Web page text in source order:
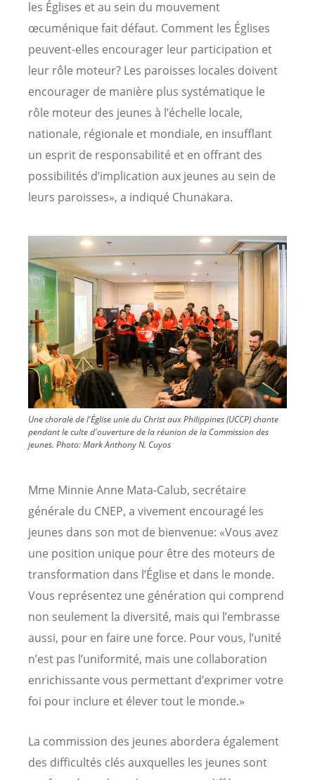
les Églises et au sein du mouvement
œcuménique fait défaut. Comment les Églises
peuvent-elles encourager leur participation et
leur rôle moteur? Les paroisses locales doivent
encourager de manière plus systématique le
rôle moteur des jeunes à l’échelle locale,
nationale, régionale et mondiale, en insufflant
un esprit de responsabilité et en offrant des
possibilités d’implication aux jeunes au sein de
leurs paroisses», a indiqué Chunakara.
Image
Une chorale de l'Église unie du Christ aux Philippines (UCCP) chante
pendant le culte d'ouverture de la réunion de la Commission des
jeunes. Photo:Mark Anthony N. Cuyos
Mme Minnie Anne Mata-Calub, secrétaire
générale du CNEP, a vivement encouragé les
jeunes dans son mot de bienvenue: «Vous avez
une position unique pour être des moteurs de
transformation dans l’Église et dans le monde.
Vous représentez une génération qui comprend
non seulement la diversité, mais qui l’embrasse
aussi, pour en faire une force. Pour vous, l’unité
n’est pas l’uniformité, mais une collaboration
enrichissante vous permettant d’exprimer votre
foi pour inclure et élever tout le monde.»
La commission des jeunes abordera également
des difficultés clés auxquelles les jeunes sont